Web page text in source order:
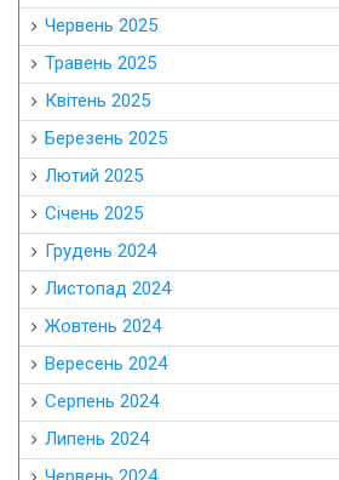
Червень 2025
Травень 2025
Квітень 2025
Березень 2025
Лютий 2025
Січень 2025
Грудень 2024
Листопад 2024
Жовтень 2024
Вересень 2024
Серпень 2024
Липень 2024